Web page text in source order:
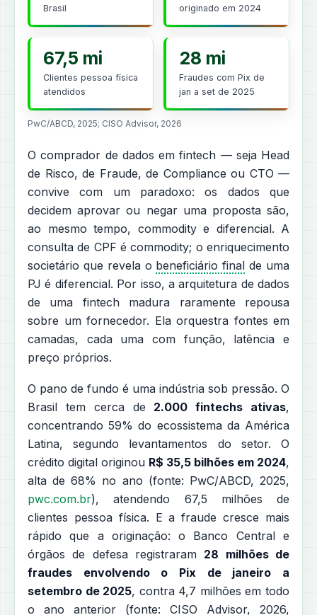
Brasil
originado em 2024
67,5 mi
Clientes pessoa física
atendidos
28 mi
Fraudes com Pix de
jan a set de 2025
PwC/ABCD, 2025; CISO Advisor, 2026
O comprador de dados em fintech — seja Head
de Risco, de Fraude, de Compliance ou CTO —
convive com um paradoxo: os dados que
decidem aprovar ou negar uma proposta são,
ao mesmo tempo, commodity e diferencial. A
consulta de CPF é commodity; o enriquecimento
societário que revela o beneficiário final de uma
PJ é diferencial. Por isso, a arquitetura de dados
de uma fintech madura raramente repousa
sobre um fornecedor. Ela orquestra fontes em
camadas, cada uma com função, latência e
preço próprios.
O pano de fundo é uma indústria sob pressão. O
Brasil tem cerca de 2.000 fintechs ativas,
concentrando 59% do ecossistema da América
Latina, segundo levantamentos do setor. O
crédito digital originou R$ 35,5 bilhões em 2024,
alta de 68% no ano (fonte: PwC/ABCD, 2025,
pwc.com.br), atendendo 67,5 milhões de
clientes pessoa física. E a fraude cresce mais
rápido que a originação: o Banco Central e
órgãos de defesa registraram 28 milhões de
fraudes envolvendo o Pix de janeiro a
setembro de 2025, contra 4,7 milhões em todo
o ano anterior (fonte: CISO Advisor, 2026,